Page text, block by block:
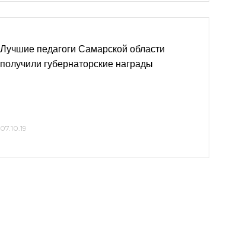
Лучшие педагоги Самарской области
получили губернаторские награды
07.10.19